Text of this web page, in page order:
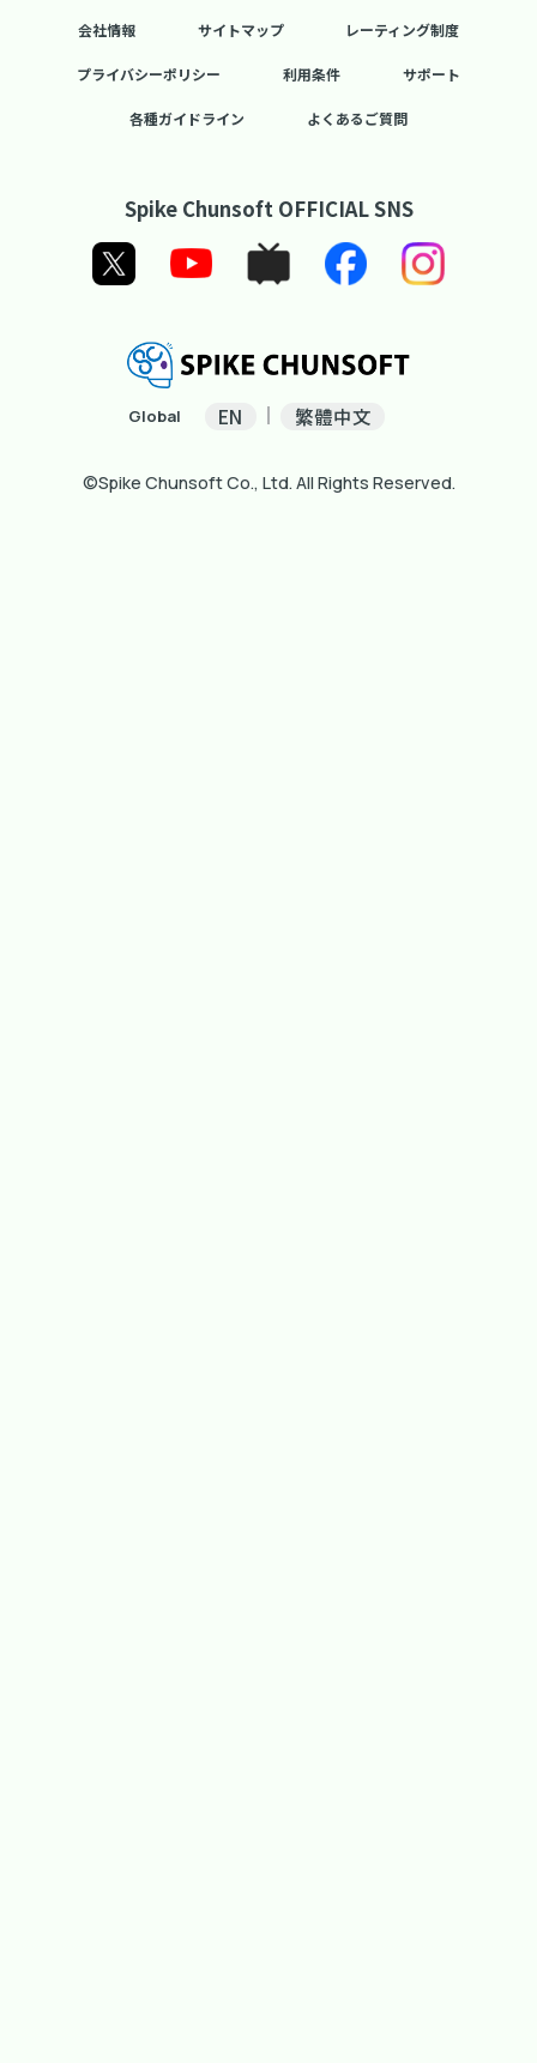
会社情報 サイトマップ レーティング制度
プライバシーポリシー 利用条件 サポート
各種ガイドライン よくあるご質問
Spike Chunsoft OFFICIAL SNS
Global EN 繁體中文
©Spike Chunsoft Co., Ltd. All Rights Reserved.